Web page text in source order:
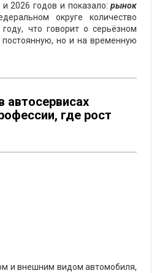
2026 годов и показало: рынок
округе количество
что говорит о серьёзном
постоянную, но и на временную
где рост
и внешним видом автомобиля,